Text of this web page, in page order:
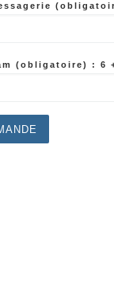
(obligatoire) : 6